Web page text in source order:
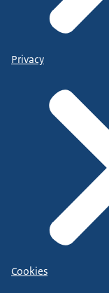
Privacy
Cookies